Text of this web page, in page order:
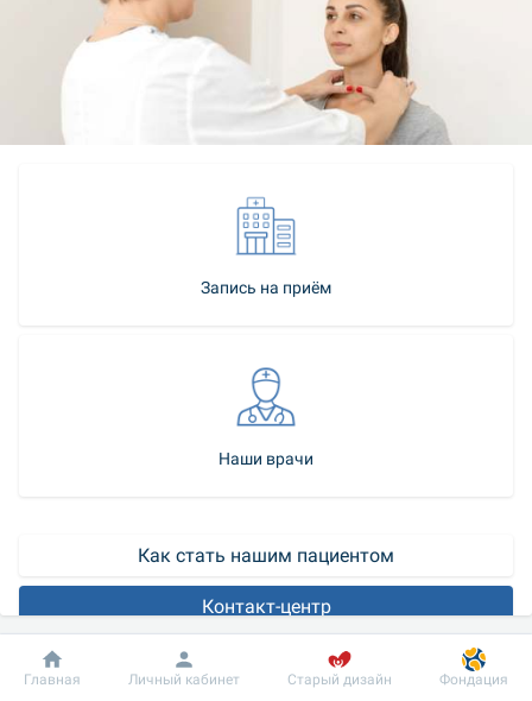
Запись на приём
Наши врачи
Как стать нашим пациентом
Контакт-центр
Удаление щитовидной железы (тиреоидэктомия)
- это
Добробут Информация Пациенту
Главная Личный кабинет Старый дизайн Фондация